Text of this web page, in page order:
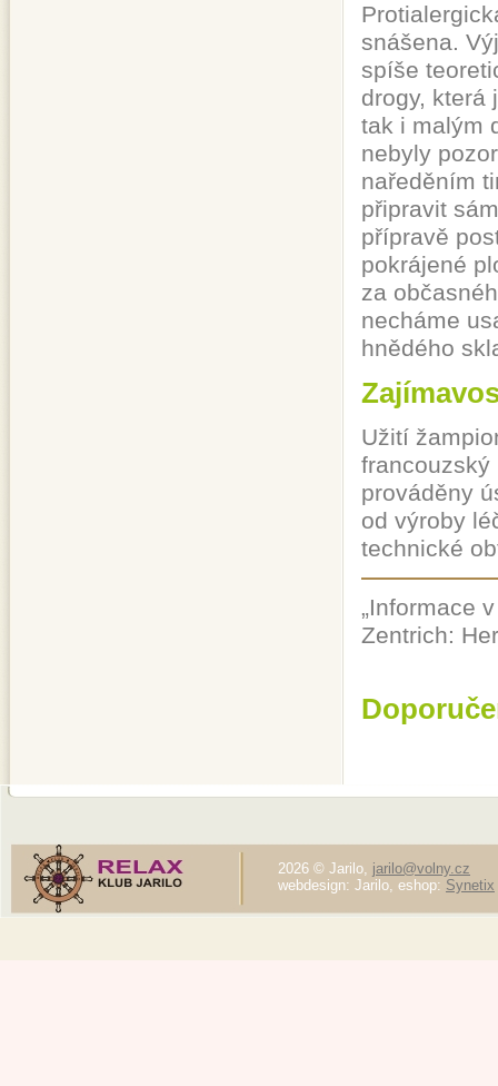
snášena.
spíše
drogy, která
tak i malým
nebyly
naředěním
připravit
přípravě
pokrájené
za
necháme
hnědého
Užití
francouzský
prováděny
od výroby
technické
„Informace
Zentrich:
2026 © Jarilo, jarilo@volny.cz
webdesign: Jarilo, eshop: Synetix